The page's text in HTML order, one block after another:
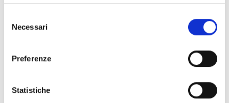
delNecessari
Preferenze
Statistiche
continua a distinguersi per un forte impegno sociale, riuscendo a
coinvolgere la comunità e a creare reti positive tra l'istituto,
Associazione Giulia e a Croce Rossa Italiana, due realtà di assoluto
orgogliosi di patrocinare queste iniziative che contribuiscono a
rafforzare il senso di comunità che ben caratterizza Ferrara".